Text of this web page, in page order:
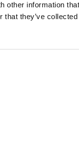
other information
that they’ve